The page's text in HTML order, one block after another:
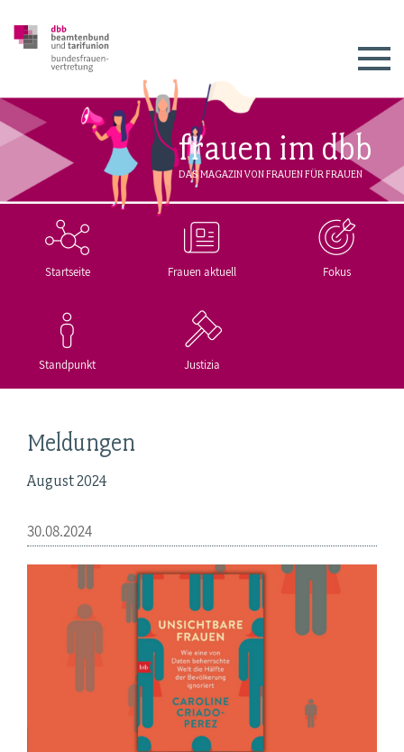
frauen im dbb
DAS MAGAZIN VON FRAUEN FÜR FRAUEN
Startseite Frauen aktuell Fokus
Standpunkt Justizia
Meldungen
August 2024
30.08.2024